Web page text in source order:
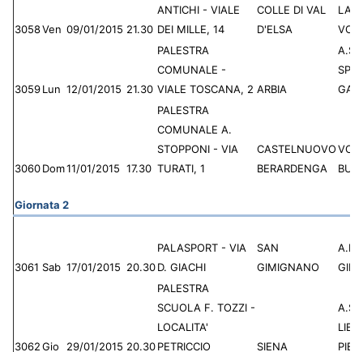
3058Ven 09/01/2015 21.30
ANTICHI - VIALE
DEI MILLE, 14
COLLE DI VAL
D'ELSA
3059Lun 12/01/2015 21.30
PALESTRA
COMUNALE -
VIALE TOSCANA, 2 ARBIA
GAU
3060Dom11/01/2015 17.30
PALESTRA
COMUNALE A.
STOPPONI - VIA
TURATI, 1
CASTELNUOVO
BERARDENGA
Giornata 2
3061 Sab 17/01/2015 20.30
PALASPORT - VIA
D. GIACHI
SAN
GIMIGNANO
3062Gio 29/01/2015 20.30
PALESTRA
SCUOLA F. TOZZI -
LOCALITA'
PETRICCIO
SIENA
A.S.